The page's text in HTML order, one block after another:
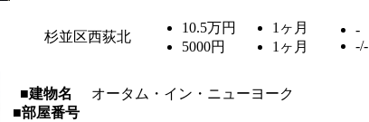
杉並区西荻北
10.5万円
5000円
1ヶ月
1ヶ月
-
-/-
■建物名
オータム・イン・ニューヨーク
■部屋番号